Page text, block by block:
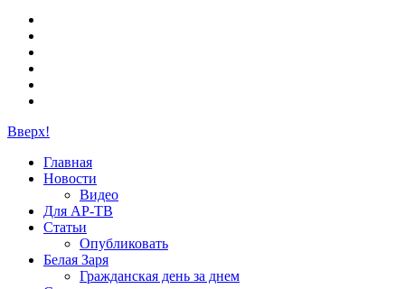
Вверх!
Главная
Новости
Видео
Для АР-ТВ
Статьи
Опубликовать
Белая Заря
Гражданская день за днем